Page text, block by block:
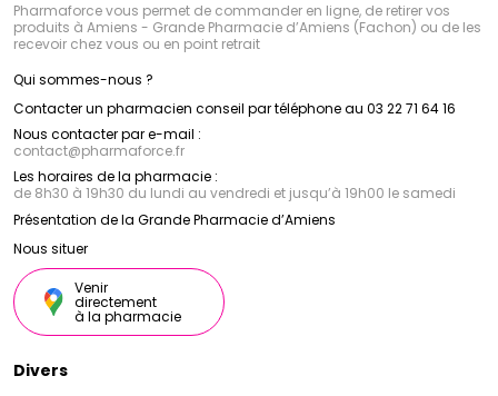
Pharmaforce vous permet de commander en ligne, de retirer vos
produits à Amiens - Grande Pharmacie d’Amiens (Fachon) ou de les
recevoir chez vous ou en point retrait
Qui sommes-nous ?
Contacter un pharmacien conseil par téléphone au 03 22 71 64 16
Nous contacter par e-mail :
contact@pharmaforce.fr
Les horaires de la pharmacie :
de 8h30 à 19h30 du lundi au vendredi et jusqu’à 19h00 le samedi
Présentation de la Grande Pharmacie d’Amiens
Nous situer
Venir
directement
à la pharmacie
Divers